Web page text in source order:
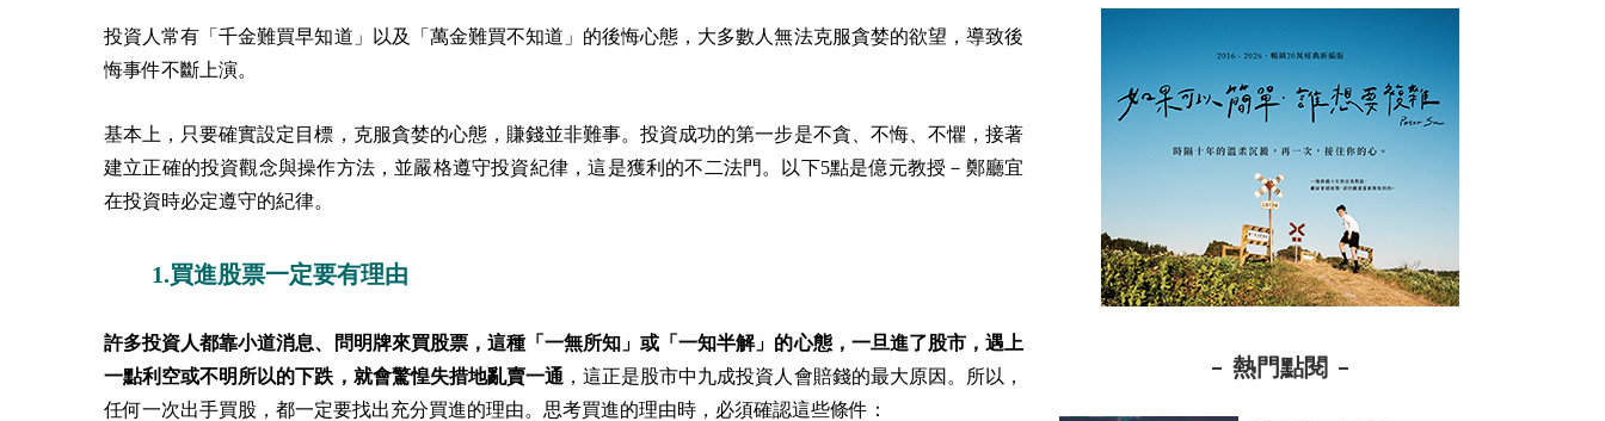
投資人常有「千金難買早知道」以及「萬金難買不知道」的後悔心態，大多數人無法克服貪婪的欲望，導致後
悔事件不斷上演。
基本上，只要確實設定目標，克服貪婪的心態，賺錢並非難事。投資成功的第一步是不貪、不悔、不懼，接著
建立正確的投資觀念與操作方法，並嚴格遵守投資紀律，這是獲利的不二法門。以下5點是億元教授－鄭廳宜
在投資時必定遵守的紀律。
1.買進股票一定要有理由
許多投資人都靠小道消息、問明牌來買股票，這種「一無所知」或「一知半解」的心態，一旦進了股市，遇上
一點利空或不明所以的下跌，就會驚惶失措地亂賣一通 ，這正是股市中九成投資人會賠錢的最大原因。所以，
任何一次出手買股，都一定要找出充分買進的理由。思考買進的理由時，必須確認這些條件：
熱門點閱